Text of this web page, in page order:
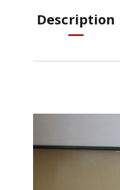
Description